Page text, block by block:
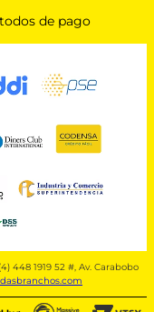
de pago
448 1919 52 #, Av. Carabobo